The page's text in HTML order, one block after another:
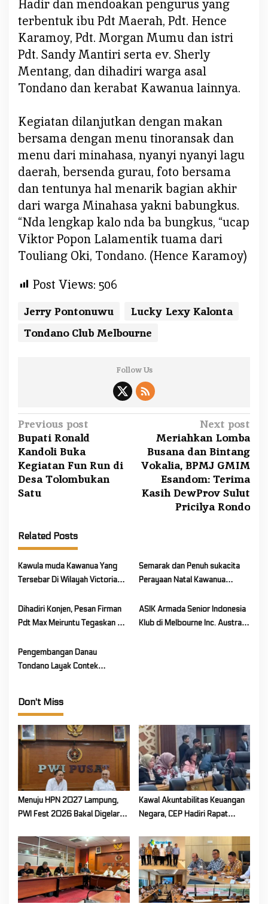
Hadir dan mendoakan pengurus yang
terbentuk ibu Pdt Maerah, Pdt. Hence
Karamoy, Pdt. Morgan Mumu dan istri
Pdt. Sandy Mantiri serta ev. Sherly
Mentang, dan dihadiri warga asal
Tondano dan kerabat Kawanua lainnya.
Kegiatan dilanjutkan dengan makan
bersama dengan menu tinoransak dan
menu dari minahasa, nyanyi nyanyi lagu
daerah, bersenda gurau, foto bersama
dan tentunya hal menarik bagian akhir
dari warga Minahasa yakni babungkus.
“Nda lengkap kalo nda ba bungkus, “ucap
Viktor Popon Lalamentik tuama dari
Touliang Oki, Tondano. (Hence Karamoy)
Post Views: 506
Jerry Pontonuwu
Lucky Lexy Kalonta
Tondano Club Melbourne
Follow Us
P
o
s
t
n
i
g
a
i
o
Previous post
Bupati Ronald
Kandoli Buka
Kegiatan Fun Run di
Desa Tolombukan
Satu
Next post
Meriahkan Lomba
Busana dan Bintang
Vokalia, BPMJ GMIM
Esandom: Terima
Kasih DewProv Sulut
Pricilya Rondo
Related Posts
Kawula muda Kawanua Yang
Tersebar Di Wilayah Victoria
Rayakan Natal
Semarak dan Penuh sukacita
Perayaan Natal Kawanua
Dihadiri Konjen, Pesan Firman
Pdt Max Meiruntu Tegaskan Hal
Emmanuel Ministry Australia
ASIK Armada Senior Indonesia
Klub di Melbourne Inc. Australia
Pengembangan Danau
Tondano Layak Contek
Don't Miss
Menuju HPN 2027 Lampung,
PWI Fest 2026 Bakal Digelar
Kawal Akuntabilitas Keuangan
Negara, CEP Hadiri Rapat
Pertanggungjawaban APBN
2025